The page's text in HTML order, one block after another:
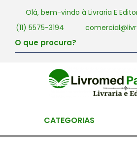
Olá, bem-vindo à Livraria E
(11) 5575-3194
CATEGORIAS